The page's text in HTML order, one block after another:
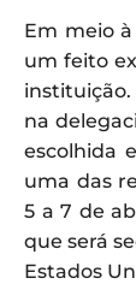
Em meio
um feito
na
escolhida
uma das
5 a 7 de
que será
Estados